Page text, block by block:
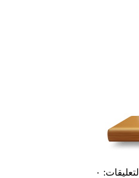
التعليقات: ٠